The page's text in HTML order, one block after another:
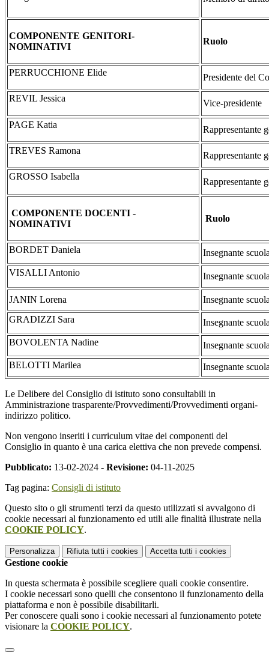
COMPONENTE GENITORI-
NOMINATIVI
Ruolo
PERRUCCHIONE Elide Presidente del
REVIL Jessica Vice-presidente
PAGE Katia Rappresentante
TREVES Ramona Rappresentante
GROSSO Isabella
Rappresentante
COMPONENTE DOCENTI -
NOMINATIVI
Ruolo
BORDET Daniela
Insegnante
VISALLI Antonio
Insegnante
JANIN Lorena
Insegnante
GRADIZZI Sara
Insegnante
BOVOLENTA Nadine
Insegnante
BELOTTI Marilea
Insegnante
Le Delibere del Consiglio di istituto sono consultabili in
Amministrazione trasparente/Provvedimenti/Provvedimenti organi-
indirizzo politico.
Non vengono inseriti i curriculum vitae dei componenti del
Consiglio in quanto è una carica elettiva che non prevede compensi.
Pubblicato: 13-02-2024 - Revisione: 04-11-2025
Tag pagina: Consigli di istituto
Questo sito o gli strumenti terzi da questo utilizzati si avvalgono di
cookie necessari al funzionamento ed utili alle finalità illustrate nella
COOKIE POLICY.
Personalizza Rifiuta tutti i cookies Accetta tutti i cookies
Gestione cookie
In questa schermata è possibile scegliere quali cookie consentire.
I cookie necessari sono quelli che consentono il funzionamento della
piattaforma e non è possibile disabilitarli.
Per conoscere quali sono i cookie necessari al funzionamento potete
visionare la COOKIE POLICY.